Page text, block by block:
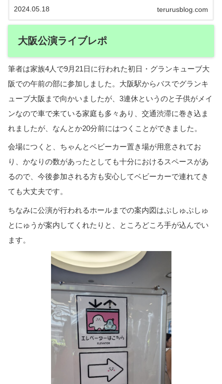
ト情報や出演アーティスト、各会場について紹介をしていま
terurusblog.com
2024.05.18
大阪公演ライブレポ
筆者は家族4人で9月21日に行われた初日・グランキューブ大
阪での午前の部に参加しました。大阪駅からバスでグランキ
ューブ大阪まで向かいましたが、3連休というのと子供がメイ
ンなので車で来ている家庭も多々あり、交通渋滞に巻き込ま
れましたが、なんとか20分前にはつくことができました。
会場につくと、ちゃんとベビーカー置き場が用意されてお
り、かなりの数があったとしても十分におけるスペースがあ
るので、今後参加される方も安心してベビーカーで連れてき
ても大丈夫です。
ちなみに公演が行われるホールまでの案内図はぷしゅぷしゅ
とにゅうが案内してくれたりと、ところどころ手が込んでい
ます。